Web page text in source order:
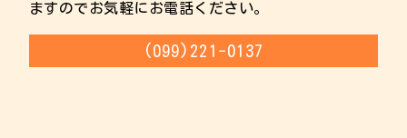
ますのでお気軽にお電話ください。
(099)221-0137